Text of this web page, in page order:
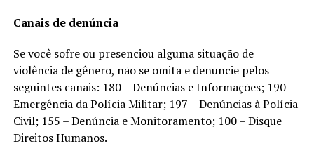
Canais de denúncia
Se você sofre ou presenciou alguma situação de
violência de gênero, não se omita e denuncie pelos
seguintes canais: 180 – Denúncias e Informações; 190 –
Emergência da Polícia Militar; 197 – Denúncias à Polícia
Civil; 155 – Denúncia e Monitoramento; 100 – Disque
Direitos Humanos.